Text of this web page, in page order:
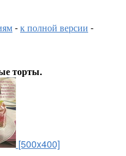
-к полной версии -
торты.
[500x400]